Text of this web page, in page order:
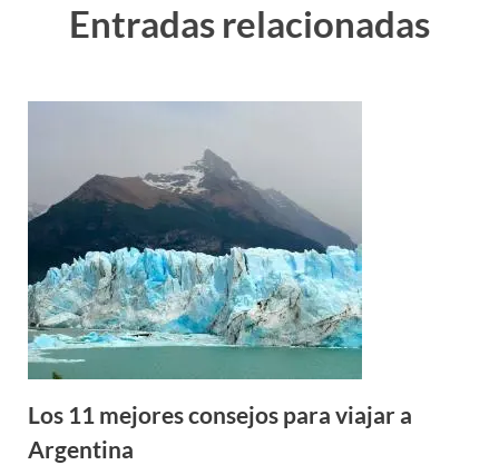
Entradas relacionadas
Los 11 mejores consejos para viajar a
Argentina